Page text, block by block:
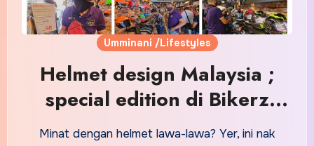
Umminani /Lifestyles
Helmet design Malaysia ;
special edition di Bikerz
Garage
Minat dengan helmet lawa-lawa? Yer, ini nak